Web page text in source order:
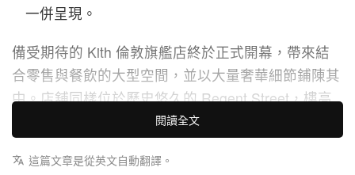
一併呈現。
備受期待的 Kith 倫敦旗艦店終於正式開幕，帶來結
合零售與餐飲的大型空間，並以大量奢華細節鋪陳其
中。店舖同樣位於歷史悠久的 Regent Street，樓高
兩層，是 Kith 在英國的首個常設據點。
這裡不止是一間店，而是 Kith 持續延伸品牌願景的
閱讀全文
這篇文章是從英文自動翻譯。